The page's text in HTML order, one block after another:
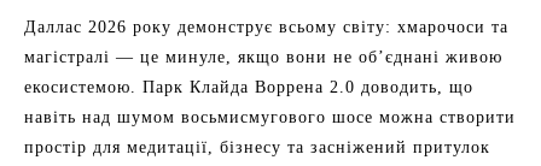
Даллас 2026 року демонструє всьому світу: хмарочоси та
магістралі — це минуле, якщо вони не об’єднані живою
екосистемою. Парк Клайда Воррена 2.0 доводить, що
навіть над шумом восьмисмугового шосе можна створити
простір для медитації, бізнесу та засніжений притулок